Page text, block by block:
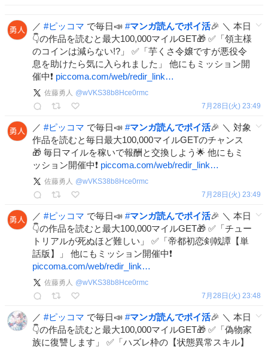
／ #ピッコマ で毎日📣 #マンガ読んでポイ活🎉 ＼ 本日
👇の作品を読むと最大100,000マイルGET🎁 ✅「領主様
のコインは減らない!?」 ✅「芋くさ令嬢ですが悪役令
息を助けたら気に入られました」 他にもミッション開
催中❗️ piccoma.com/web/redir_link…
佐藤勇人 @wVKS38b8Hce0rmc
7月28日(火) 23:49
／ #ピッコマ で毎日📣 #マンガ読んでポイ活🎉 ＼ 対象
作品を読むと毎日最大100,000マイルGETのチャンス
🎁 毎日マイルを稼いで報酬と交換しよう🌟 他にもミ
ッション開催中❗️ piccoma.com/web/redir_link…
佐藤勇人 @wVKS38b8Hce0rmc
7月28日(火) 23:49
／ #ピッコマ で毎日📣 #マンガ読んでポイ活🎉 ＼ 本日
👇の作品を読むと最大100,000マイルGET🎁 ✅「チュー
トリアルが死ぬほど難しい」 ✅「帝都初恋剣戟譚【単
話版】」 他にもミッション開催中❗️
piccoma.com/web/redir_link…
佐藤勇人 @wVKS38b8Hce0rmc
7月28日(火) 23:48
／ #ピッコマ で毎日📣 #マンガ読んでポイ活🎉 ＼ 本日
👇の作品を読むと最大100,000マイルGET🎁 ✅「偽物家
族に復讐します」 ✅「ハズレ枠の【状態異常スキル】